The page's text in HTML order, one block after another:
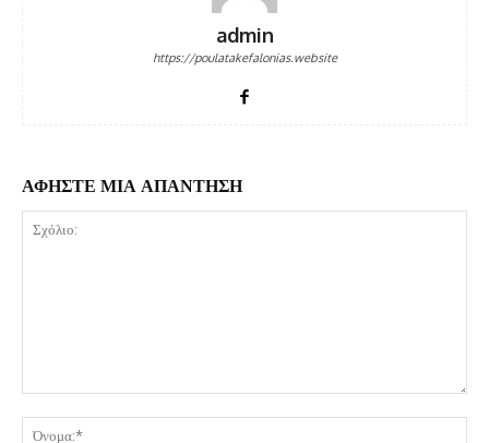
admin
https://poulatakefalonias.website
ΑΦΗΣΤΕ ΜΙΑ ΑΠΑΝΤΗΣΗ